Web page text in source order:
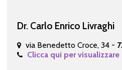
Dr. Carlo Enrico Livraghi
via Benedetto Croce, 34 -
Clicca qui per